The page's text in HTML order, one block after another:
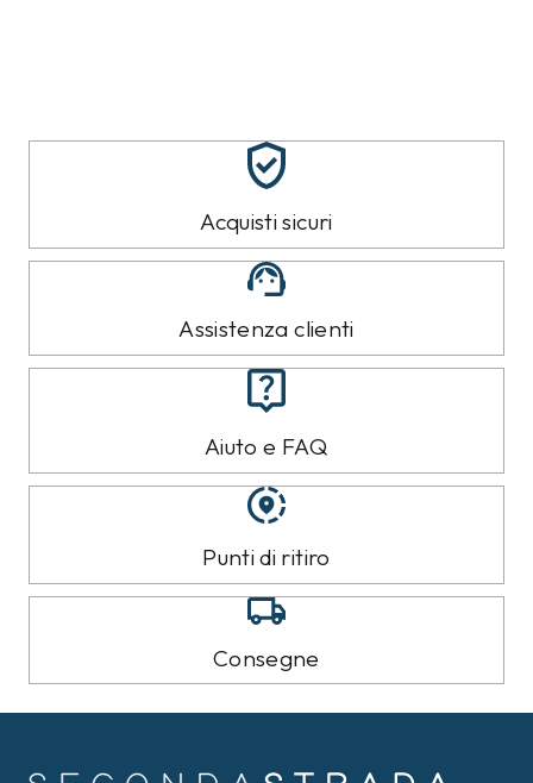
Acquisti sicuri
Assistenza clienti
Aiuto e FAQ
Punti di ritiro
Consegne